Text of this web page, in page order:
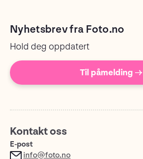
Nyhetsbrev fra Foto.no
Hold deg oppdatert
Til påmelding →
Kontakt oss
E-post
info@foto.no